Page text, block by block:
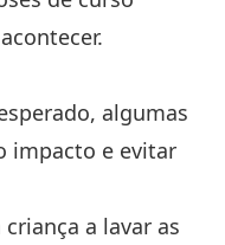
algumas
impacto e evitar
a lavar as